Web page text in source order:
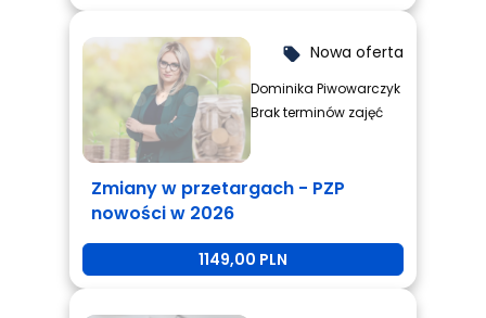
local_offer Nowa oferta
Dominika Piwowarczyk
Brak terminów zajęć
Zmiany w przetargach - PZP
nowości w 2026
1149,00 PLN